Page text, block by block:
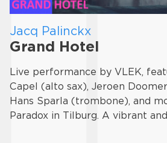
Jacq Palinckx
Grand Hotel
Live performance by VLEK,
Capel (alto sax), Jeroen
Hans Sparla (trombone), and
Paradox in Tilburg. A vibrant